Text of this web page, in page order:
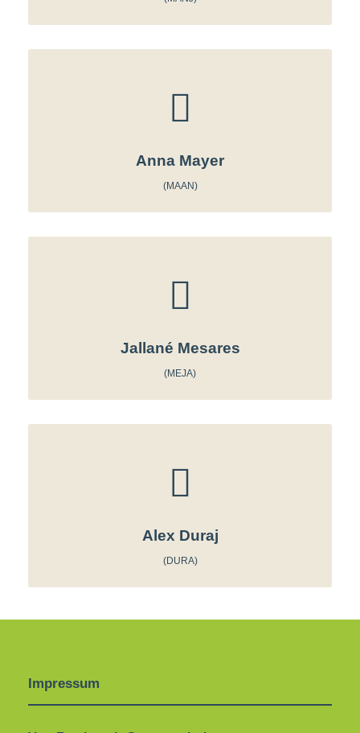
Anna Mayer
(MAAN)
Jallané Mesares
(MEJA)
Alex Duraj
(DURA)
Impressum